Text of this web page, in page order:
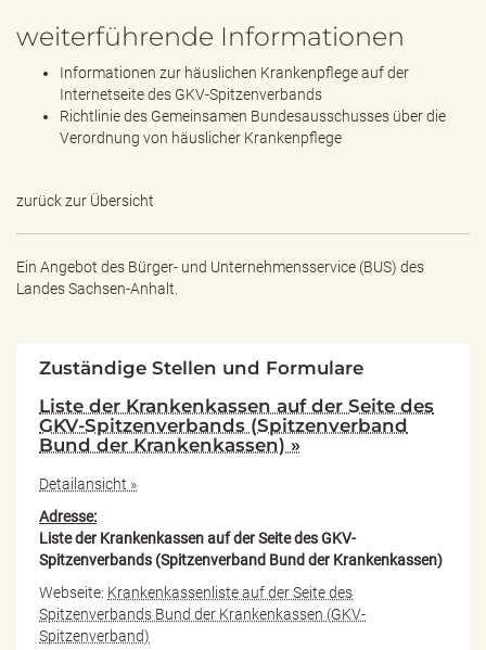
weiterführende Informationen
Informationen zur häuslichen Krankenpflege auf der
Internetseite des GKV-Spitzenverbands
Richtlinie des Gemeinsamen Bundesausschusses über die
Verordnung von häuslicher Krankenpflege
zurück zur Übersicht
Ein Angebot des Bürger- und Unternehmensservice (BUS) des
Landes Sachsen-Anhalt.
Zuständige Stellen und Formulare
Liste der Krankenkassen auf der Seite des
GKV-Spitzenverbands (Spitzenverband
Bund der Krankenkassen) »
Detailansicht »
Adresse:
Liste der Krankenkassen auf der Seite des GKV-
Spitzenverbands (Spitzenverband Bund der Krankenkassen)
Webseite: Krankenkassenliste auf der Seite des
Spitzenverbands Bund der Krankenkassen (GKV-
Spitzenverband)